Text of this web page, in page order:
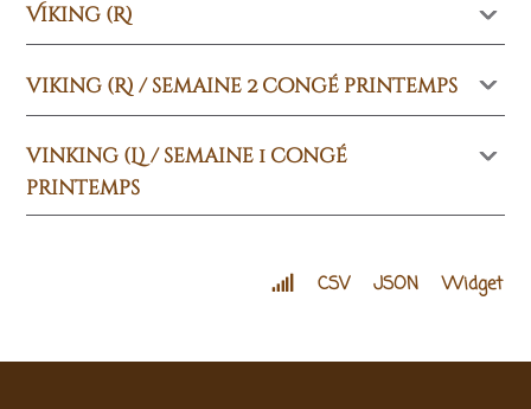
Viking (R)
viking (R) / semaine 2 congé printemps
vinking (L) / semaine 1 congé
printemps
CSV JSON Widget